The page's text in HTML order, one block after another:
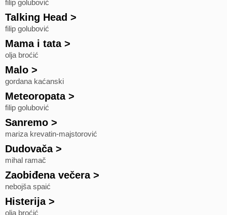
filip golubović
Talking Head >
filip golubović
Mama i tata>
olja broćić
Malo >
gordana kaćanski
Meteoropata>
filip golubović
Sanremo >
mariza krevatin-majstorović
Dudovača>
mihal ramač
Zaobiđena večera>
nebojša spaić
Histerija>
olja broćić